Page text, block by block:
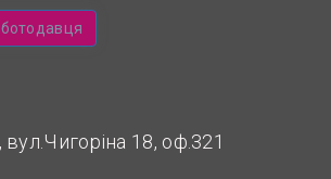
вул.Чигоріна 18, оф.321